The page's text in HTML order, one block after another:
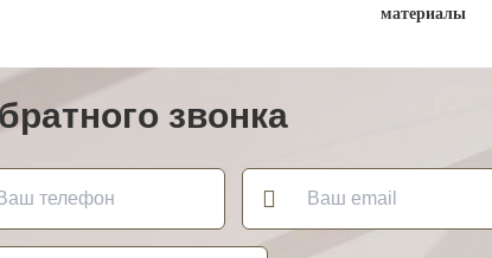
материалы
звонка